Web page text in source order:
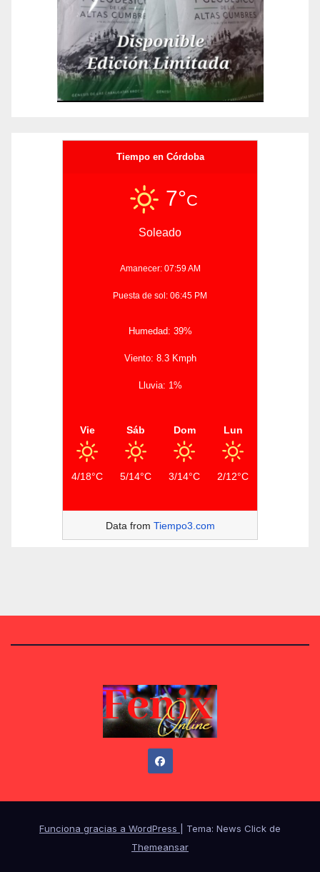
Tiempo en Córdoba
7°C
Soleado
Amanecer: 07:59 AM
Puesta de sol: 06:45 PM
Humedad: 39%
Viento: 8.3 Kmph
Lluvia: 1%
Vie
4/18°C
Sáb
5/14°C
Dom
3/14°C
Lun
2/12°C
Data from Tiempo3.com
Funciona gracias a WordPress
Tema: News Click de
Themeansar